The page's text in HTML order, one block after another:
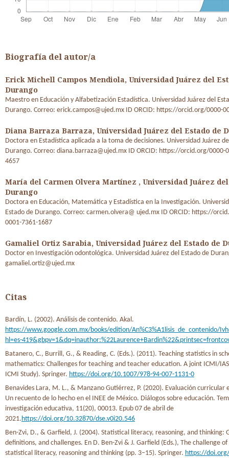
Biografía del autor/a
Erick Michell Campos Mendiola, Universidad Juárez del
Durango
Maestro en Educación y Alfabetización Estadística. Universidad Juárez del
Durango. Correo: erick.campos@ujed.mx ID ORCID: https://orcid.org/0000-
Diana Barraza Barraza, Universidad Juárez del Estado de
Doctora en Estadística aplicada a la toma de decisiones. Universidad Juárez
Durango. Correo: diana.barraza@ujed.mx ID ORCID: https://orcid.org/0000-
4657
María del Carmen Olvera Martínez , Universidad Juárez
Durango
Doctora en Educación, Matemática y Estadística en la Investigación.
Estado de Durango. Correo: carmen.olvera@ ujed.mx ID ORCID: https://
0001-7361-1687
Gamaliel Ortiz Sarabia, Universidad Juárez del Estado de
Doctor en Investigación odontológica. Universidad Juárez del Estado de
gamaliel.ortiz@ujed.mx
Citas
Bardín, L. (2002). Análisis de contenido. Akal.
https://www.google.com.mx/books/edition/An%C3%A1lisis_de_contenido/
hl=es-
Batanero, C., Burrill, G., & Reading, C. (Eds.). (2011). Teaching statistics in
mathematics: Challenges for teaching and teacher education. A joint ICMI/
ICMI Study). Springer. https://doi.org/10.1007/978-94-007-1131-0
Benavides Lara, M. L., & Manzano Gutiérrez, P. (2020). Evaluación curricular
Un recuento de lo hecho en el INEE de México. Diálogos sobre educación.
investigación educativa, 11(20), 00013. Epub 07 de abril de
2021.https://doi.org/10.32870/dse.v0i20.546
Ben-Zvi, D., & Garfield, J. (2004). Statistical literacy, reasoning, and thinking:
definitions, and challenges. En D. Ben-Zvi & J. Garfield (Eds.), The challenge
statistical literacy, reasoning and thinking (pp. 3–15). Springer. https://